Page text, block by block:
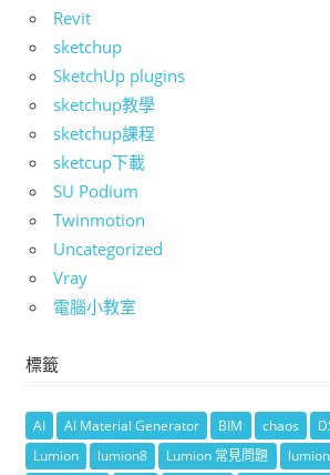
Revit
sketchup
SketchUp plugins
sketchup教學
sketchup課程
sketcup下載
SU Podium
Twinmotion
Uncategorized
Vray
電腦小教室
標籤
AI AI Material Generator BIM chaos
Lumion
lumion8 Lumion 常見問題